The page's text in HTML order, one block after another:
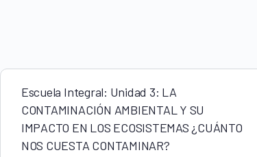
Escuela Integral: Unidad 3: LA
CONTAMINACIÓN AMBIENTAL Y SU
IMPACTO EN LOS ECOSISTEMAS ¿CUÁNTO
NOS CUESTA CONTAMINAR?